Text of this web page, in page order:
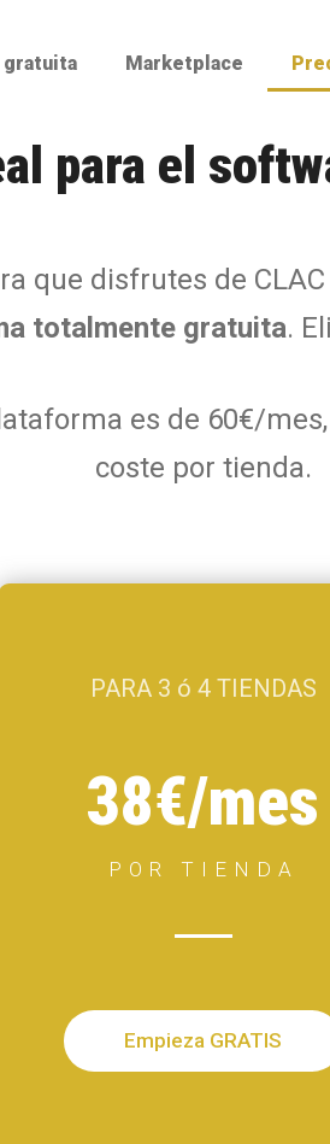
gratuita Marketplace
para el
que disfrutes de CLAC
totalmente gratuita.
es de 60€/
coste por tienda.
PARA 3 ó 4 TIENDAS
38€/mes
POR TIENDA
Empieza GRATIS